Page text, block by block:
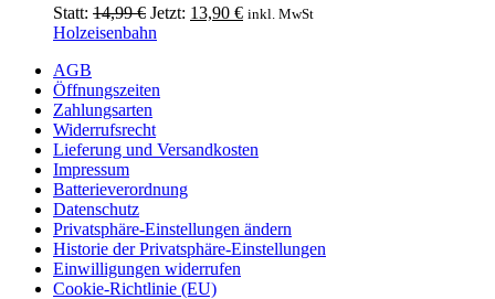
Statt: 14,99€ Ursprünglicher
Preis
Jetzt: 13,90 €Aktueller
inkl. MwSt
Holzeisenbahn
AGB
Öffnungszeiten
Zahlungsarten
Widerrufsrecht
Lieferung und Versandkosten
Impressum
Batterieverordnung
Datenschutz
Privatsphäre-Einstellungen ändern
Historie der Privatsphäre-Einstellungen
Einwilligungen widerrufen
Cookie-Richtlinie (EU)